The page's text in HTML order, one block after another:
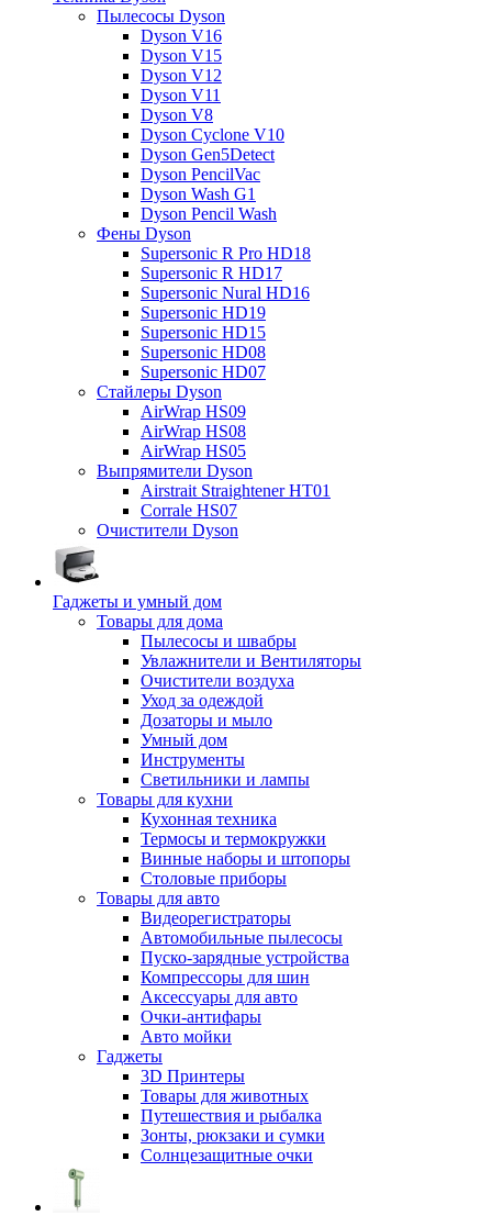
Пылесосы Dyson
Dyson V16
Dyson V15
Dyson V12
Dyson V11
Dyson V8
Dyson Cyclone V10
Dyson Gen5Detect
Dyson PencilVac
Dyson Wash G1
Dyson Pencil Wash
Фены Dyson
Supersonic R Pro HD18
Supersonic R HD17
Supersonic Nural HD16
Supersonic HD19
Supersonic HD15
Supersonic HD08
Supersonic HD07
Стайлеры Dyson
AirWrap HS09
AirWrap HS08
AirWrap HS05
Выпрямители Dyson
Airstrait Straightener HT01
Corrale HS07
Очистители Dyson
Гаджеты и умный дом
Товары для дома
Пылесосы и швабры
Увлажнители и Вентиляторы
Очистители воздуха
Уход за одеждой
Дозаторы и мыло
Умный дом
Инструменты
Светильники и лампы
Товары для кухни
Кухонная техника
Термосы и термокружки
Винные наборы и штопоры
Столовые приборы
Товары для авто
Видеорегистраторы
Автомобильные пылесосы
Пуско-зарядные устройства
Компрессоры для шин
Аксессуары для авто
Очки-антифары
Авто мойки
Гаджеты
3D Принтеры
Товары для животных
Путешествия и рыбалка
Зонты, рюкзаки и сумки
Солнцезащитные очки